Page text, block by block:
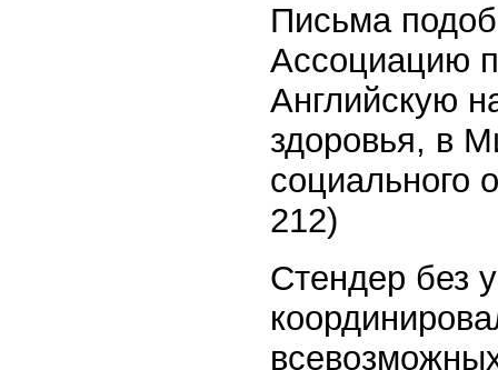
Письма
Ассоциацию
Английскую
здоровья, в
социального
212)
Стендер без